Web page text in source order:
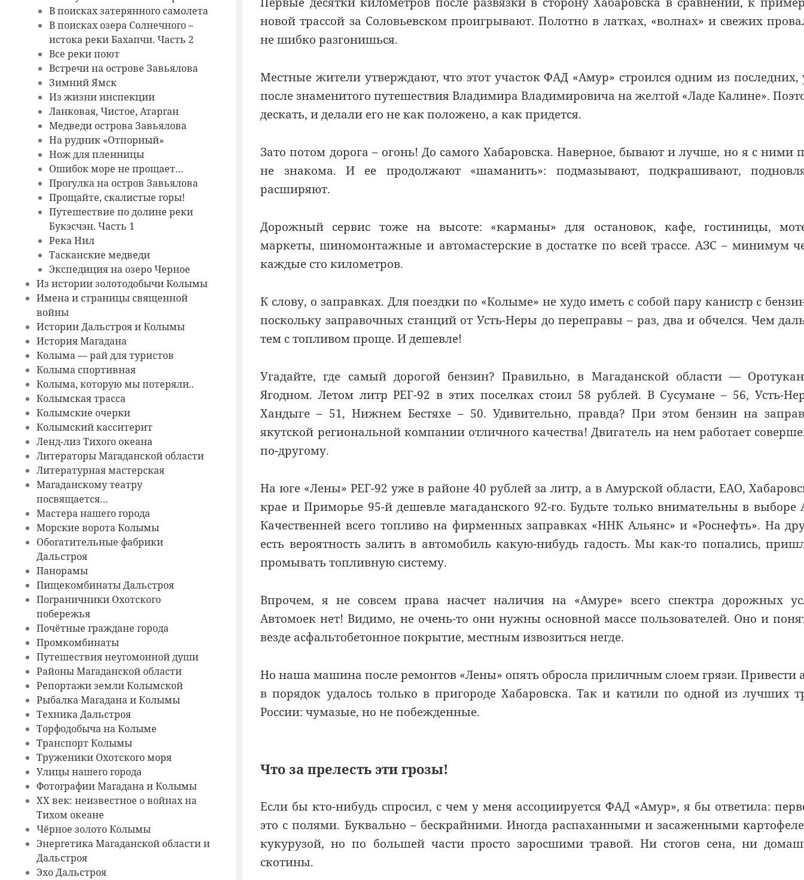
В поисках затерянного самолета
В поисках озера Солнечного –
истока реки Бахапчи. Часть 2
Все реки поют
Встречи на острове Завьялова
Зимний Ямск
Из жизни инспекции
Ланковая, Чистое, Атарган
Медведи острова Завьялова
На рудник «Отпорный»
Нож для пленницы
Ошибок море не прощает…
Прогулка на остров Завьялова
Прощайте, скалистые горы!
Путешествие по долине реки
Букэсчэн. Часть 1
Река Нил
Тасканские медведи
Экспедиция на озеро Черное
Из истории золотодобычи Колымы
Имена и страницы священной
войны
Истории Дальстроя и Колымы
История Магадана
Колыма — рай для туристов
Колыма спортивная
Колыма, которую мы потеряли..
Колымская трасса
Колымские очерки
Колымский касситерит
Ленд-лиз Тихого океана
Литераторы Магаданской области
Литературная мастерская
Магаданскому театру
посвящается…
Мастера нашего города
Морские ворота Колымы
Обогатительные фабрики
Дальстроя
Панорамы
Пищекомбинаты Дальстроя
Пограничники Охотского
побережья
Почётные граждане города
Промкомбинаты
Путешествия неугомонной души
Районы Магаданской области
Репортажи земли Колымской
Рыбалка Магадана и Колымы
Техника Дальстроя
Торфодобыча на Колыме
Транспорт Колымы
Труженики Охотского моря
Улицы нашего города
Фотографии Магадана и Колымы
ХХ век: неизвестное о войнах на
Тихом океане
Чёрное золото Колымы
Энергетика Магаданской области и
Дальстроя
Эхо Дальстроя
новой трассой за Соловьевском проигрывают. Полотно в латках, «волнах» и свежих
не шибко разгонишься.
Местные жители утверждают, что этот участок ФАД «Амур» строился одним из последних,
после знаменитого путешествия Владимира Владимировича на желтой «Ладе Калине».
дескать, и делали его не как положено, а как придется.
Зато потом дорога – огонь! До самого Хабаровска. Наверное, бывают и лучше, но я с ними
не знакома. И ее продолжают «шаманить»: подмазывают, подкрашивают,
расширяют.
Дорожный сервис тоже на высоте: «карманы» для остановок, кафе, гостиницы,
маркеты, шиномонтажные и автомастерские в достатке по всей трассе. АЗС – минимум
каждые сто километров.
К слову, о заправках. Для поездки по «Колыме» не худо иметь с собой пару канистр с
поскольку заправочных станций от Усть-Неры до переправы – раз, два и обчелся. Чем
тем с топливом проще. И дешевле!
Угадайте, где самый дорогой бензин? Правильно, в Магаданской области —
Ягодном. Летом литр РЕГ-92 в этих поселках стоил 58 рублей. В Сусумане – 56, Усть-
Хандыге – 51, Нижнем Бестяхе – 50. Удивительно, правда? При этом бензин на
якутской региональной компании отличного качества! Двигатель на нем работает
по-другому.
На юге «Лены» РЕГ-92 уже в районе 40 рублей за литр, а в Амурской области, ЕАО,
крае и Приморье 95-й дешевле магаданского 92-го. Будьте только внимательны в выборе
Качественней всего топливо на фирменных заправках «ННК Альянс» и «Роснефть». На
есть вероятность залить в автомобиль какую-нибудь гадость. Мы как-то попались,
промывать топливную систему.
Впрочем, я не совсем права насчет наличия на «Амуре» всего спектра дорожных
Автомоек нет! Видимо, не очень-то они нужны основной массе пользователей. Оно и
везде асфальтобетонное покрытие, местным извозиться негде.
Но наша машина после ремонтов «Лены» опять обросла приличным слоем грязи. Привести
в порядок удалось только в пригороде Хабаровска. Так и катили по одной из лучших
России: чумазые, но не побежденные.
Что за прелесть эти грозы!
Если бы кто-нибудь спросил, с чем у меня ассоциируется ФАД «Амур», я бы ответила:
это с полями. Буквально – бескрайними. Иногда распаханными и засаженными
кукурузой, но по большей части просто заросшими травой. Ни стогов сена, ни
скотины.